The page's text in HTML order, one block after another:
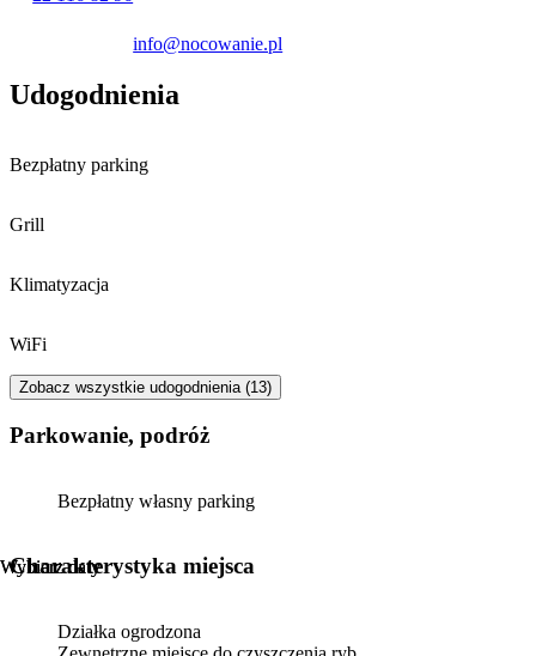
info@nocowanie.pl
Wybierz daty
Wybierz daty
Udogodnienia
Bezpłatny parking
Grill
Klimatyzacja
WiFi
Zobacz wszystkie udogodnienia (13)
Parkowanie, podróż
Bezpłatny własny parking
Charakterystyka miejsca
Działka ogrodzona